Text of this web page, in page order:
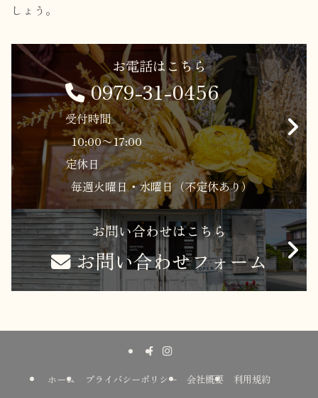
しょう。
お電話はこちら
0979-31-0456
受付時間
10:00〜17:00
定休日
毎週火曜日・水曜日（不定休あり）
お問い合わせはこちら
お問い合わせフォーム
ホーム プライバシーポリシー 会社概要 利用規約